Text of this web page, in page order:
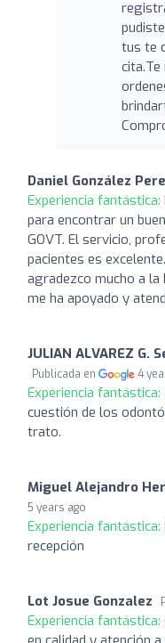
tus te
Daniel González
Experiencia fantástica:
para encontrar un
GOVT. El servicio,
pacientes es
agradezco mucho a la
me ha apoyado y
JULIAN ALVAREZ G.
Publicada en 4
Experiencia fantástica:
cuestión de los
trato.
Miguel Alejandro
5 years ago
Experiencia fantástica:
recepción
Lot Josue Gonzalez
Experiencia fantástica: